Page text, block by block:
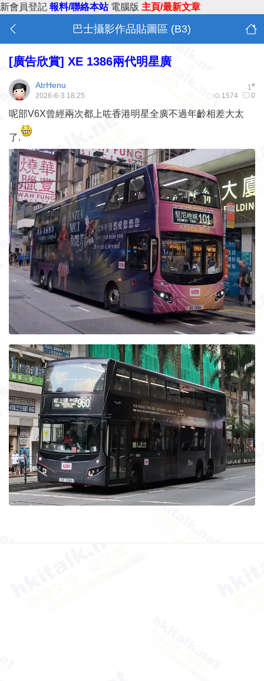
新會員登記 報料/聯絡本站 電腦版 主頁/最新文章
巴士攝影作品貼圖區 (B3)
[廣告欣賞] XE 1386兩代明星廣
1#
AtrHenu
1574 0
2026-6-3 18:25
呢部V6X曾經兩次都上咗香港明星全廣不過年齡相差大太
了.